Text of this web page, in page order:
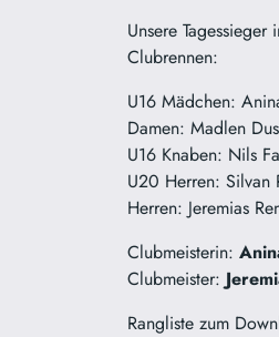
Unsere Tagessieger
Clubrennen:
U16 Mädchen:
Damen: Madlen
U16 Knaben: Nils
U20 Herren: Silvan
Herren: Jeremias
Clubmeisterin:
Clubmeister:
Rangliste zum